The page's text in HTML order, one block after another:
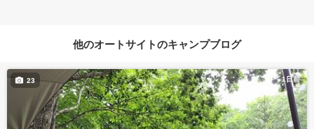
他のオートサイトのキャンプブログ
1日前
23